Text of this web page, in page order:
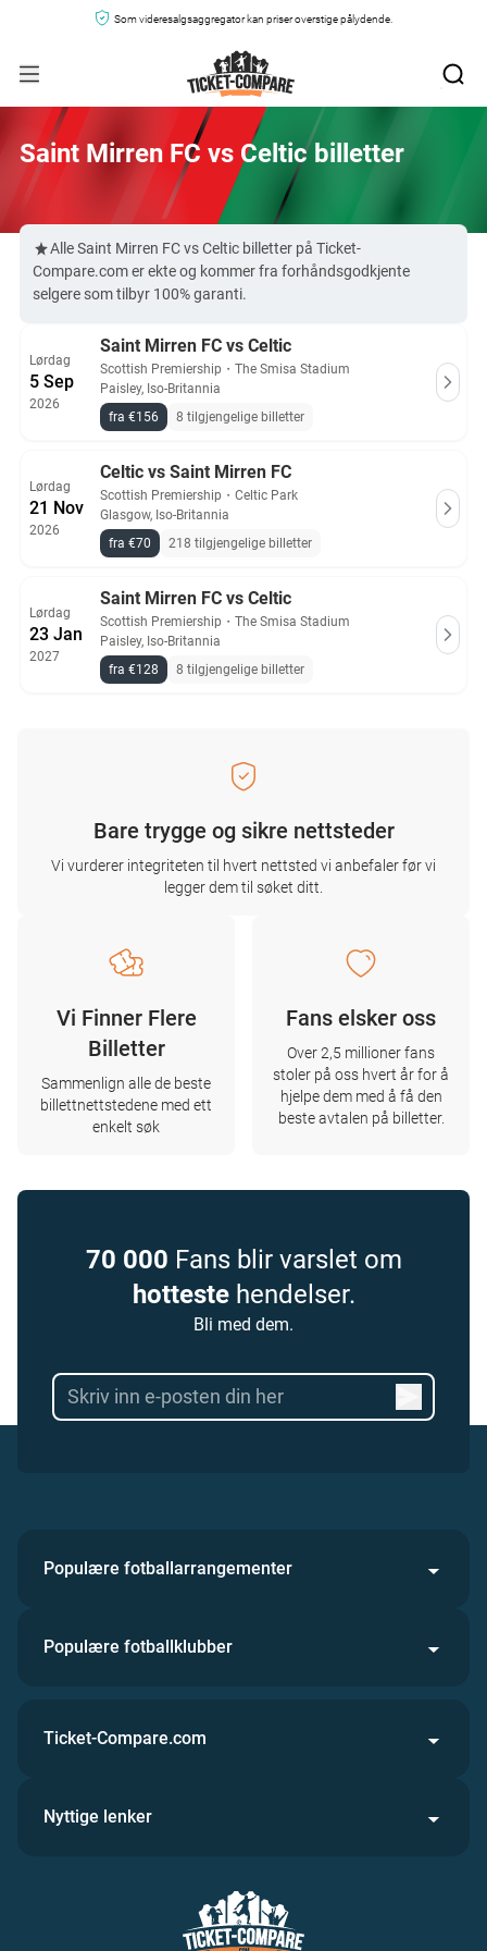
Som videresalgsaggregator kan priser overstige pålydende.
Saint Mirren FC vs Celtic billetter
Alle Saint Mirren FC vs Celtic billetter på Ticket-
Compare.com er ekte og kommer fra forhåndsgodkjente
selgere som tilbyr 100% garanti.
Lørdag
5 Sep
2026
Saint Mirren FC vs Celtic
Scottish Premiership ・ The Smisa Stadium
Paisley, Iso-Britannia
fra €156
8 tilgjengelige billetter
Lørdag
21 Nov
2026
Celtic vs Saint Mirren FC
Scottish Premiership ・ Celtic Park
Glasgow, Iso-Britannia
fra €70
218 tilgjengelige billetter
Lørdag
23 Jan
2027
Saint Mirren FC vs Celtic
Scottish Premiership ・ The Smisa Stadium
Paisley, Iso-Britannia
fra €128
8 tilgjengelige billetter
Bare trygge og sikre nettsteder
Vi vurderer integriteten til hvert nettsted vi anbefaler før vi
legger dem til søket ditt.
Vi Finner Flere
Billetter
Sammenlign alle de beste
billettnettstedene med ett
enkelt søk
Fans elsker oss
Over 2,5 millioner fans
stoler på oss hvert år for å
hjelpe dem med å få den
beste avtalen på billetter.
70 000 Fans blir varslet om
hottestehendelser.
Bli med dem.
Populære fotballarrangementer
Populære fotballklubber
Ticket-Compare.com
Nyttige lenker